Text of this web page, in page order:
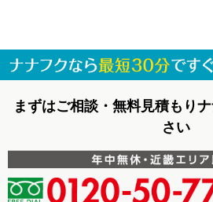
まずはご相談・無料見積もり
さい